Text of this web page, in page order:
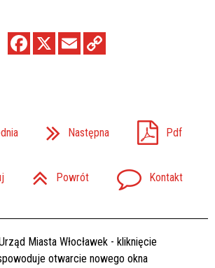
Następna Pdf
Powrót Kontakt